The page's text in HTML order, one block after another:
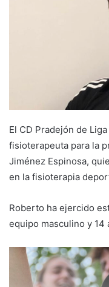
El CD Pradejón de
fisioterapeuta para la
Jiménez Espinosa,
en la fisioterapia
Roberto ha ejercido
equipo masculino y 14